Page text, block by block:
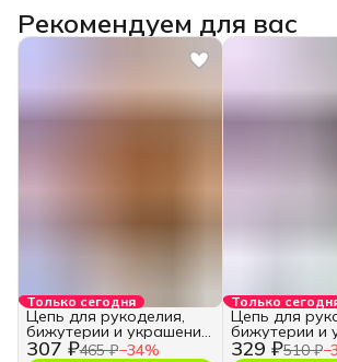
Рекомендуем для вас
Только сегодня
307 ₽465 ₽−34%
Цепь для рукоделия,
бижутерии и украшений
3,5х5 мм.
Только
329 ₽510 ₽−
Цепь для
бижутерии и
5,5х7,5 мм.